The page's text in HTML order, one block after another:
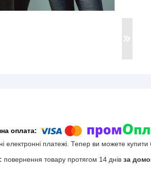
електронні платежі. Тепер ви можете
повернення товару протягом 14 днів за